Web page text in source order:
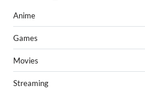
Anime
Games
Movies
Streaming